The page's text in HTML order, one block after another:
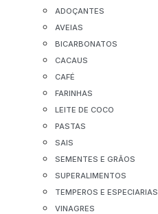
ADOÇANTES
AVEIAS
BICARBONATOS
CACAUS
CAFÉ
FARINHAS
LEITE DE COCO
PASTAS
SAIS
SEMENTES E GRÃOS
SUPERALIMENTOS
TEMPEROS E ESPECIARIAS
VINAGRES